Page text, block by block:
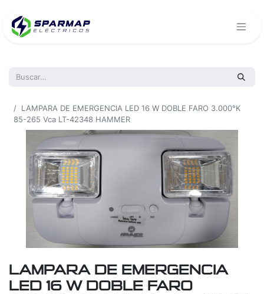
LAMPARA DE EMERGENCIA LED 16 W DOBLE FARO 3.000°K
85-265 Vca LT-42348 HAMMER
LAMPARA DE EMERGENCIA
LED 16 W DOBLE FARO